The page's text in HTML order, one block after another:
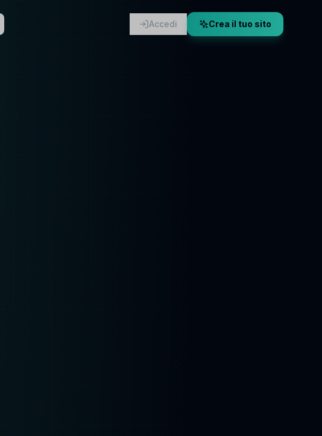
Accedi Crea il tuo sito